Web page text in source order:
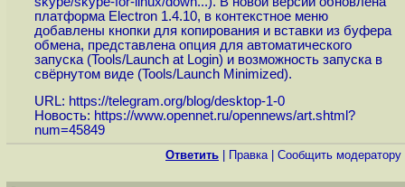
платформа Electron 1.4.10, в контекстное меню
добавлены кнопки для копирования и вставки из буфера
обмена, представлена опция для автоматического
запуска (Tools/Launch at Login) и возможность запуска в
свёрнутом виде (Tools/Launch Minimized).
URL: https://telegram.org/blog/desktop-1-0
Новость: https://www.opennet.ru/opennews/art.shtml?
num=45849
Ответить Правка| Cообщить модератору